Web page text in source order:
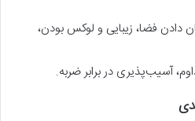
دادن فضا، زیبایی و لوکس بودن،
آسیب‌پذیری در برابر ضربه.